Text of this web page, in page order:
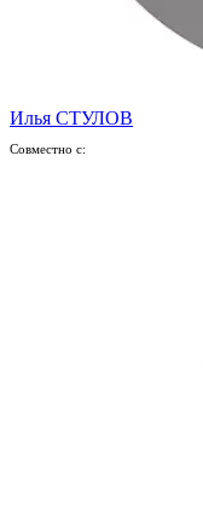
Илья СТУЛОВ
Совместно с: